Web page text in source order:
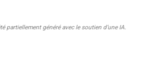
partiellement généré avec le soutien d’une IA.